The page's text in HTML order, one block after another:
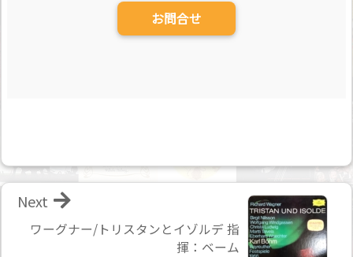
お問合せ
ワーグナー/トリスタンとイゾルデ 指
揮：ベーム
Next